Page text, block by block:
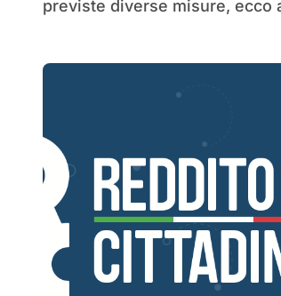
previste diverse misure, ecco